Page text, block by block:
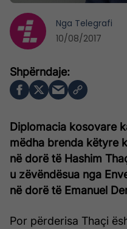
Diplomacia kosovare
mëdha brenda këtyre
në dorë të Hashim
u zëvëndësua nga
në dorë të Emanuel
Por përderisa Thaçi
Nga Telegrafi
10/08/2017